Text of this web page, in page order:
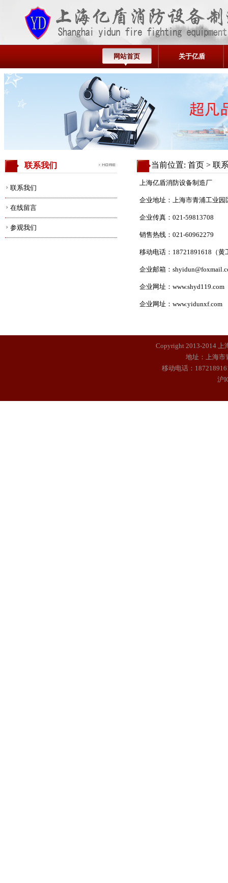
网站首页 关于亿盾
联系我们
联系我们
在线留言
参观我们
当前位置: 首页 > 联
上海亿盾消防设备制造厂
企业地址：上海市青浦工业园
企业传真：021-59813708
销售热线：021-60962279
移动电话： 18721891618 （
企业邮箱：
企业网址： www.shyd119.com
企业网址： www.yidunxf.com
Copyright 2013-2014 上
地址：上海市
移动电话：
沪